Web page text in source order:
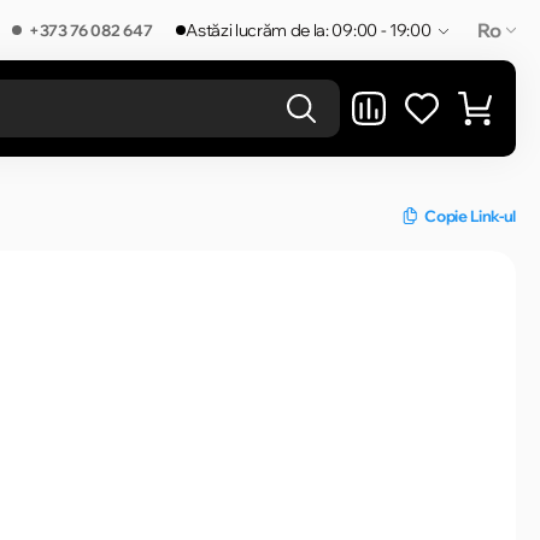
+373 76 082 647 Astăzi lucrăm de la: 09:00 - 19:00 Ro
Copie Link-ul